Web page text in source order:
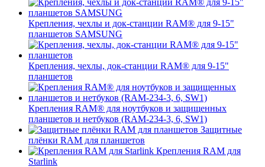
Крепления, чехлы и док-станции RAM® для 9-15"
планшетов SAMSUNG
Крепления, чехлы, док-станции RAM® для 9-15"
планшетов
Крепления RAM® для ноутбуков и защищенных
планшетов и нетбуков (RAM-234-3, 6, SW1)
Защитные
плёнки RAM для планшетов
Крепления RAM для
Starlink